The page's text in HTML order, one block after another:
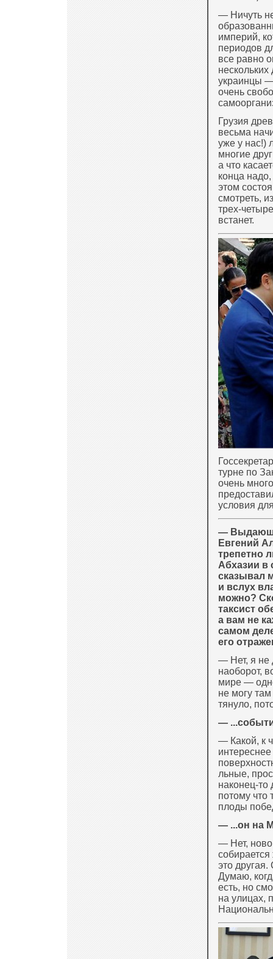
— Ничуть
империй,
периодов
все равно
украинцы
очень
Грузия
весьма
уже у нас!)
многие
а что
конца
этом
смотреть,
трех-
встанет.
турне по
очень
условия
—
Евгений
трепетно
Абхазии в
сказывал
и вслух
можно?
таксист
а вам не
самом
его
— Нет, я не
наоборот,
мире —
не могу
тянуло,
—
— Какой, к
ль­ные,
наконец-то
потому что
плоды
— ...он на
— Нет,
это
Думаю,
есть, но
на улицах,